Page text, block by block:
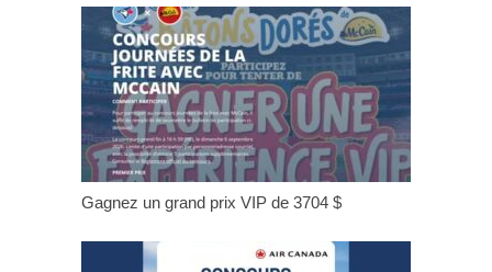
Gagnez un grand prix VIP de 3704 $